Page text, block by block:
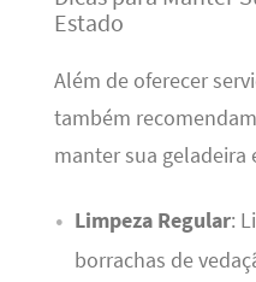
Estado
Além de oferecer
também
manter sua geladeira
Limpeza Regular:
borrachas de